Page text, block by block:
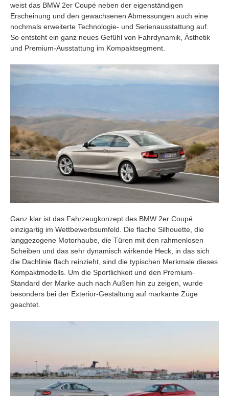
weist das BMW 2er Coupé neben der eigenständigen
Erscheinung und den gewachsenen Abmessungen auch eine
nochmals erweiterte Technologie- und Serienausstattung auf.
So entsteht ein ganz neues Gefühl von Fahrdynamik, Ästhetik
und Premium-Ausstattung im Kompaktsegment.
Ganz klar ist das Fahrzeugkonzept des BMW 2er Coupé
einzigartig im Wettbewerbsumfeld. Die flache Silhouette, die
langgezogene Motorhaube, die Türen mit den rahmenlosen
Scheiben und das sehr dynamisch wirkende Heck, in das sich
die Dachlinie flach reinzieht, sind die typischen Merkmale dieses
Kompaktmodells. Um die Sportlichkeit und den Premium-
Standard der Marke auch nach Außen hin zu zeigen, wurde
besonders bei der Exterior-Gestaltung auf markante Züge
geachtet.